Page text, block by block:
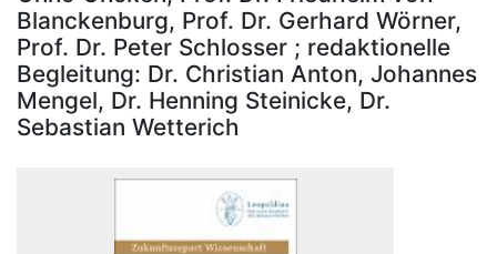
Blanckenburg, Prof. Dr. Gerhard Wörner,
Prof. Dr. Peter Schlosser ; redaktionelle
Begleitung: Dr. Christian Anton, Johannes
Mengel, Dr. Henning Steinicke, Dr.
Sebastian Wetterich